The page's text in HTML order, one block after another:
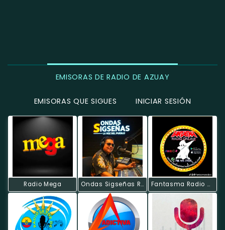
EMISORAS DE RADIO DE AZUAY
EMISORAS QUE SIGUES INICIAR SESIÓN
Radio Mega Ondas Sigseñas Radio Fantasma Radio Online